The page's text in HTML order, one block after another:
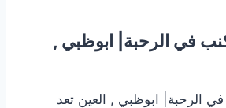
في الرحبة| ابوظبي ,
الرحبة| ابوظبي , العين تعد